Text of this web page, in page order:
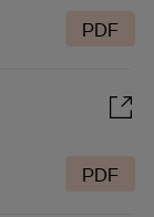
PDF
PDF